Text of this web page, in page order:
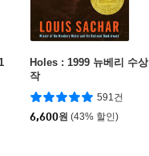
Holes : 1999 뉴베리 수상
작
591건
6,600원 (43% 할인)